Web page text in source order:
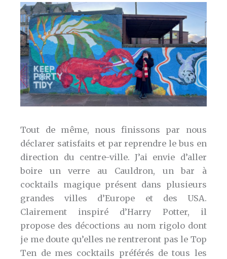
Tout de même, nous finissons par nous
déclarer satisfaits et par reprendre le bus en
direction du centre-ville. J’ai envie d’aller
boire un verre au Cauldron, un bar à
cocktails magique présent dans plusieurs
grandes villes d’Europe et des USA.
Clairement inspiré d’Harry Potter, il
propose des décoctions au nom rigolo dont
je me doute qu’elles ne rentreront pas le Top
Ten de mes cocktails préférés de tous les